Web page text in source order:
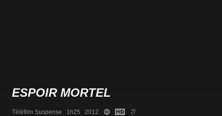
ESPOIR MORTEL
Téléfilm Suspense   1h25   2012